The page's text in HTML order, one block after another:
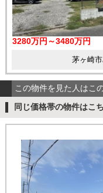
3280万円～3480万円
茅ヶ崎
この物件を見た人はこ
同じ価格帯の物件はこ